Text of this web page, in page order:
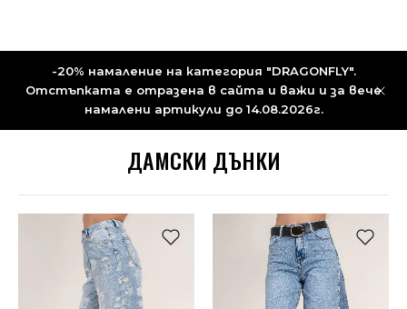
-20% намаление на категория "DRAGONFLY".
Отстъпката е отразена в сайта и важи и за вече
намалени артикули до 14.08.2026г.
ДАМСКИ ДЪНКИ